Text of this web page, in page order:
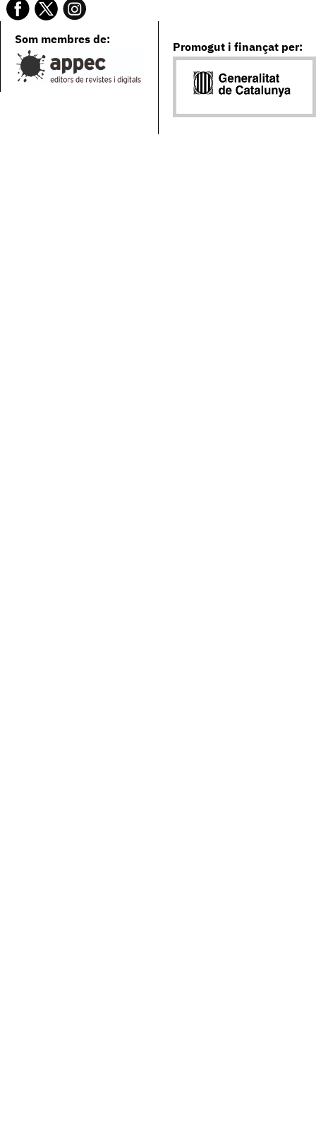
Som membres de:
Promogut i finançat per: